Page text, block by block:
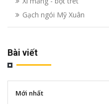
Gạch ngói Mỹ Xuân
Bài viết
Mới nhất